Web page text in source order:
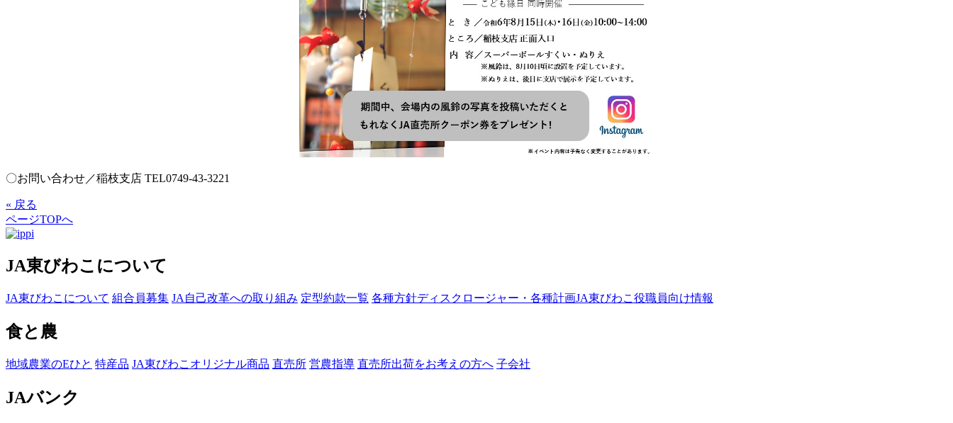
〇お問い合わせ／稲枝支店 TEL0749-43-3221
« 戻る
ページTOPへ
JA東びわこについて
JA東びわこについて 組合員募集 JA自己改革への取り組み 定型約款一覧 各種方針ディスクロージャー・各種計画JA東びわこ役職員向け情報
食と農
地域農業のEひと 特産品 JA東びわこオリジナル商品 直売所 営農指導 直売所出荷をお考えの方へ 子会社
JAバンク